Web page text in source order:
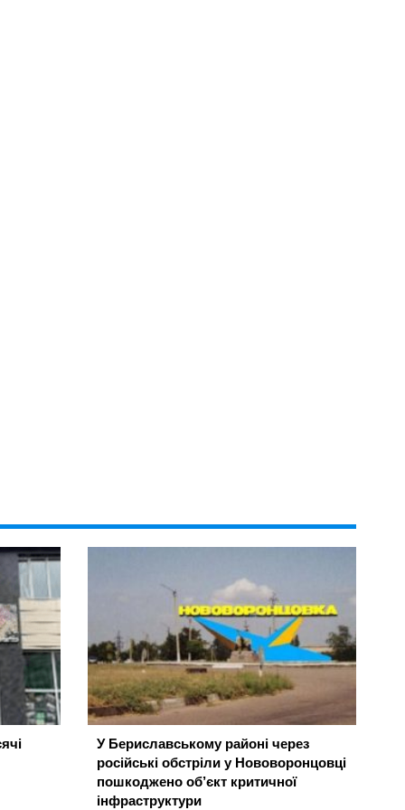
У Бериславському районі через
російські обстріли у Нововоронцовці
пошкоджено об’єкт критичної
інфраструктури